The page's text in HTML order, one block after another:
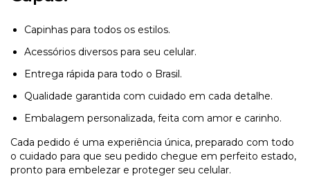
Capinhas para todos os estilos.
Acessórios diversos para seu celular.
Entrega rápida para todo o Brasil.
Qualidade garantida com cuidado em cada detalhe.
Embalagem personalizada, feita com amor e carinho.
Cada pedido é uma experiência única, preparado com todo
o cuidado para que seu pedido chegue em perfeito estado,
pronto para embelezar e proteger seu celular.